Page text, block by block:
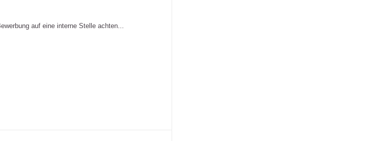
auf eine interne Stelle achten...